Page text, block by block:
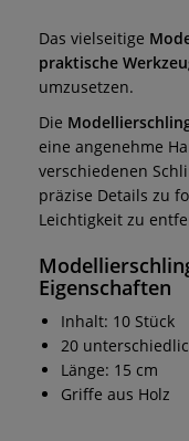
Das vielseitige
praktische
umzusetzen.
Die
eine angenehme
verschiedenen
präzise Details zu
Leichtigkeit zu
Eigenschaften
Inhalt: 10 Stück
20
Länge: 15 cm
Griffe aus Holz